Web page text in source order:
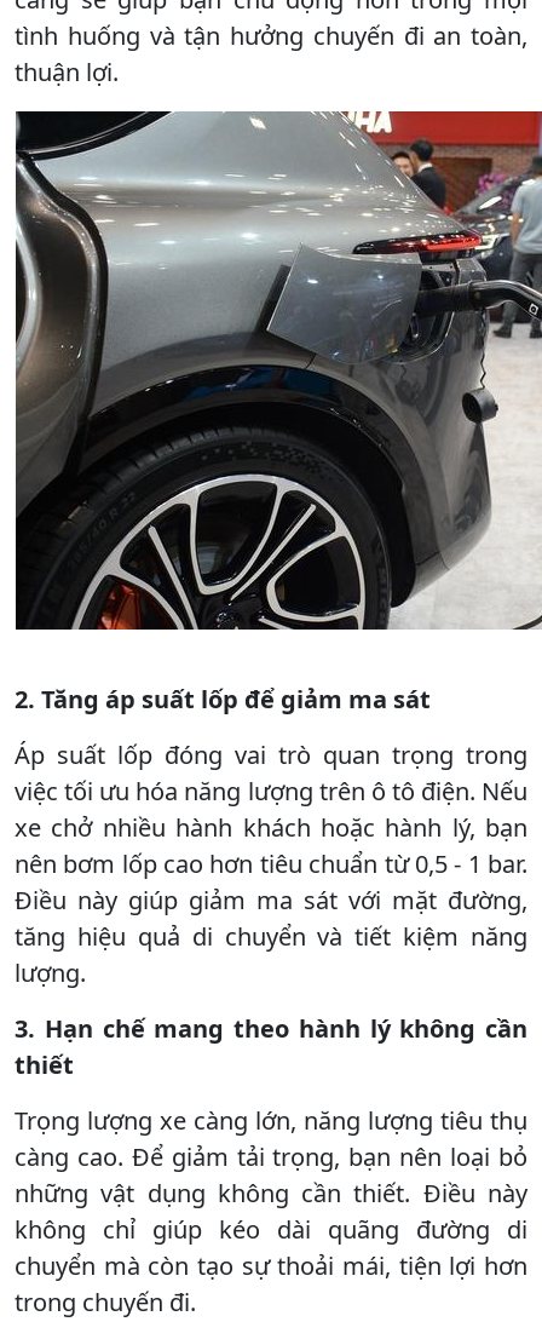
tình huống và tận hưởng chuyến đi an toàn,
thuận lợi.
2. Tăng áp suất lốp để giảm ma sát
Áp suất lốp đóng vai trò quan trọng trong
việc tối ưu hóa năng lượng trên ô tô điện. Nếu
xe chở nhiều hành khách hoặc hành lý, bạn
nên bơm lốp cao hơn tiêu chuẩn từ 0,5 - 1 bar.
Điều này giúp giảm ma sát với mặt đường,
tăng hiệu quả di chuyển và tiết kiệm năng
lượng.
3. Hạn chế mang theo hành lý không cần
thiết
Trọng lượng xe càng lớn, năng lượng tiêu thụ
càng cao. Để giảm tải trọng, bạn nên loại bỏ
những vật dụng không cần thiết. Điều này
không chỉ giúp kéo dài quãng đường di
chuyển mà còn tạo sự thoải mái, tiện lợi hơn
trong chuyến đi.